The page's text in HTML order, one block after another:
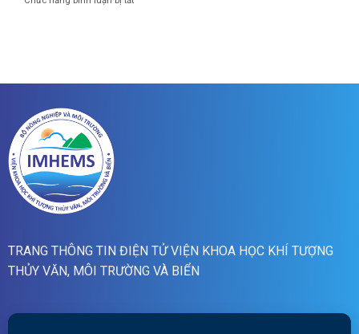
báo
sông
TRANG THÔNG TIN ĐIỆN TỬ VIỆN KHOA HỌC KHÍ TƯỢNG
THỦY VĂN, MÔI TRƯỜNG VÀ BIỂN